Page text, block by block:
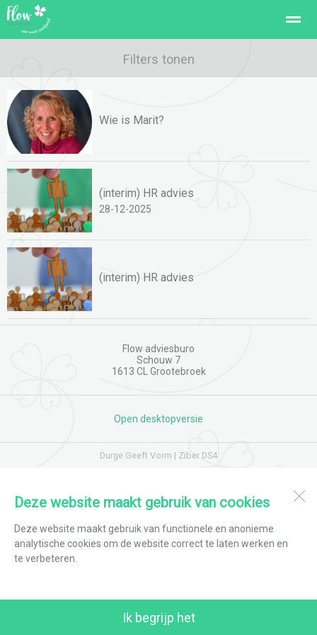
Voor Werkgevers Trainingen / Workshops
Home
Deze website maakt gebruik van cookies
Deze website maakt gebruik van functionele en anonieme
analytische cookies om de website correct te laten werken en
te verbeteren.
Ik begrijp het
Filters tonen
Wie is Marit?
(interim) HR advies
28-12-2025
(interim) HR advies
Flow adviesburo
Schouw 7
1613 CL
Grootebroek
Open desktopversie
Durge Geeft Vorm | Ziber DS4